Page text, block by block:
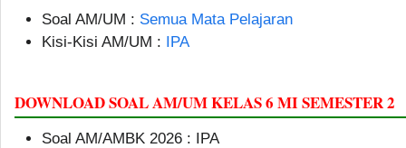
Soal AM/UM : Semua Mata Pelajaran
Kisi-Kisi AM/UM : IPA
DOWNLOAD SOAL AM/UM KELAS 6 MI SEMESTER 2
Soal AM/AMBK 2026 : IPA